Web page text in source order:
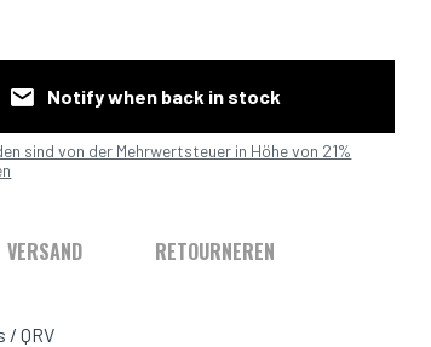
Notify when back in stock
sind von der Mehrwertsteuer in Höhe von 21%
VERSAND RETOURNEREN
/ QRV